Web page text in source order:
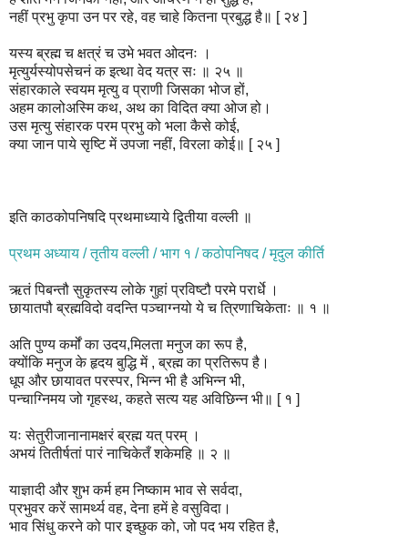
नहीं प्रभु कृपा उन पर रहे, वह चाहे कितना प्रबुद्ध है॥ [ २४ ]
यस्य ब्रह्म च क्षत्रं च उभे भवत ओदनः ।
मृत्युर्यस्योपसेचनं क इत्था वेद यत्र सः ॥ २५ ॥
संहारकाले स्वयम मृत्यु व प्राणी जिसका भोज हों,
अहम कालोअस्मि कथ, अथ का विदित क्या ओज हो।
उस मृत्यु संहारक परम प्रभु को भला कैसे कोई,
क्या जान पाये सृष्टि में उपजा नहीं, विरला कोई॥ [ २५ ]
इति काठकोपनिषदि प्रथमाध्याये द्वितीया वल्ली ॥
प्रथम अध्याय / तृतीय वल्ली / भाग १ / कठोपनिषद / मृदुल कीर्ति
ऋतं पिबन्तौ सुकृतस्य लोके गुहां प्रविष्टौ परमे परार्धे ।
छायातपौ ब्रह्मविदो वदन्ति पञ्चाग्नयो ये च त्रिणाचिकेताः ॥ १ ॥
अति पुण्य कर्मों का उदय,मिलता मनुज का रूप है,
क्योंकि मनुज के हृदय बुद्धि में , ब्रह्म का प्रतिरूप है।
धूप और छायावत परस्पर, भिन्न भी है अभिन्न भी,
पन्चाग्निमय जो गृहस्थ, कहते सत्य यह अविछिन्न भी॥ [ १ ]
यः सेतुरीजानानामक्षरं ब्रह्म यत् परम् ।
अभयं तितीर्षतां पारं नाचिकेतँ शकेमहि ॥ २ ॥
याज्ञादी और शुभ कर्म हम निष्काम भाव से सर्वदा,
प्रभुवर करें सामर्थ्य वह, देना हमें हे वसुविदा।
भाव सिंधु करने को पार इच्छुक को, जो पद भय रहित है,